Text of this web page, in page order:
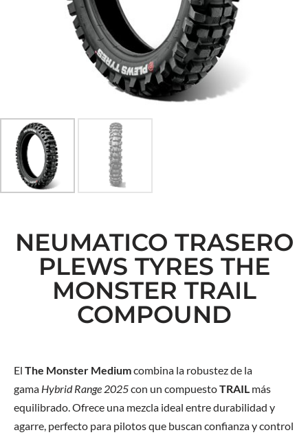
NEUMATICO TRASERO
PLEWS TYRES THE
MONSTER TRAIL
COMPOUND
El The Monster Mediumcombina la robustez de la
gama Hybrid Range 2025con un compuestoTRAIL más
equilibrado. Ofrece una mezcla ideal entre durabilidad y
agarre, perfecto para pilotos que buscan confianza y control